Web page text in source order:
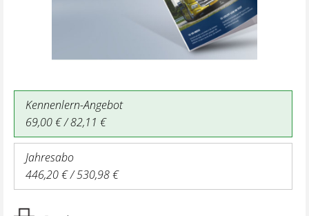
Kennenlern-Angebot
69,00 € / 82,11 €
Jahresabo
446,20 € / 530,98 €